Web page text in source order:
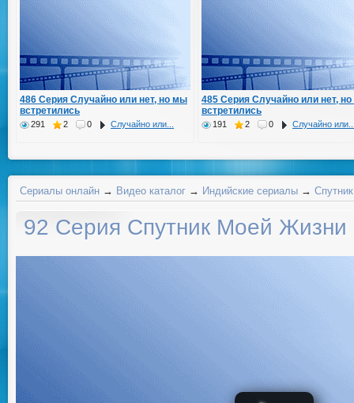
486 Серия Случайно или нет, но мы
встретились
291 2 0 Случайно или...
485 Серия Случайно или нет,
встретились
191 2 0 Случайно
Сериалы онлайн → Видео каталог → Индийские сериалы →
92 Серия Спутник Моей Жизни